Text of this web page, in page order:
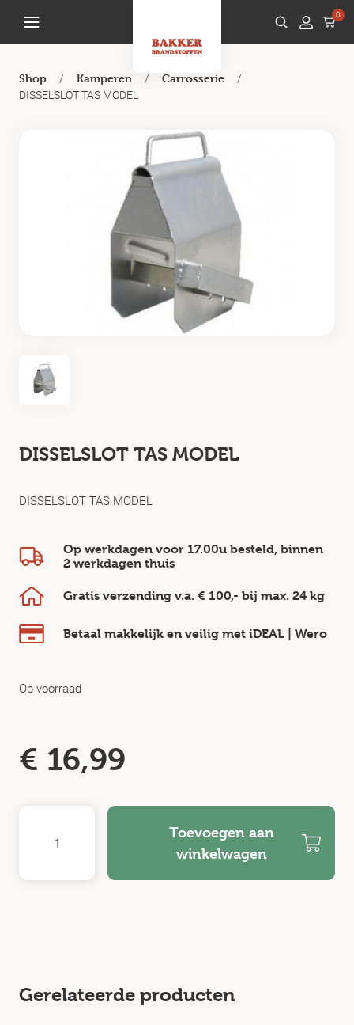
0
Shop / Kamperen / Carrosserie
/
DISSELSLOT TAS MODEL
DISSELSLOT TAS MODEL
DISSELSLOT TAS MODEL
Op werkdagen voor 17.00u besteld, binnen
2 werkdagen thuis
Gratis verzending v.a. € 100,- bij max. 24 kg
Betaal makkelijk en veilig met iDEAL | Wero
Op voorraad
€ 16,99
Toevoegen aan
winkelwagen
Gerelateerde producten